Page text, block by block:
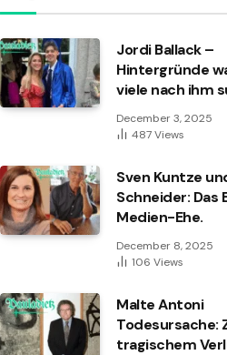
Jordi Ballack –
Hintergründe
viele nach ihm
December 3, 2025
487Views
Sven Kuntze
Schneider: Das
Medien-Ehe.
December 8, 2025
106 Views
Malte Antoni
Todesursache:
tragischem